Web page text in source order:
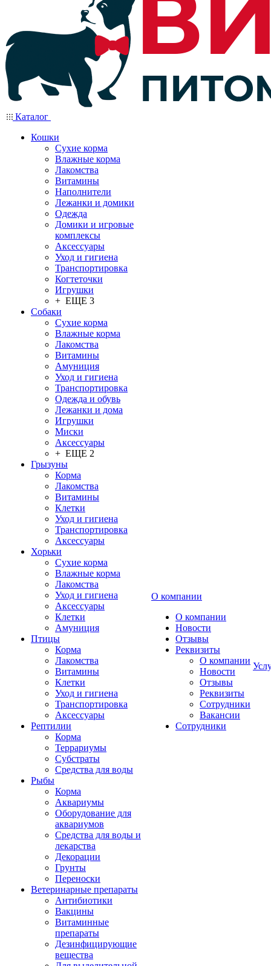
Каталог
Кошки
Сухие корма
Влажные корма
Лакомства
Витамины
Наполнители
Лежанки и домики
Одежда
Домики и игровые
комплексы
Аксессуары
Уход и гигиена
Транспортировка
Когтеточки
Игрушки
+ ЕЩЕ 3
Собаки
Сухие корма
Влажные корма
Лакомства
Витамины
Амуниция
Уход и гигиена
Транспортировка
Одежда и обувь
Лежанки и дома
Игрушки
Миски
Аксессуары
+ ЕЩЕ 2
Грызуны
Корма
Лакомства
Витамины
Клетки
Уход и гигиена
Транспортировка
Аксессуары
Хорьки
Сухие корма
Влажные корма
Лакомства
Уход и гигиена
Аксессуары
Клетки
Амуниция
Птицы
Корма
Лакомства
Витамины
Клетки
Уход и гигиена
Транспортировка
Аксессуары
Рептилии
Корма
Террариумы
Субстраты
Средства для воды
Рыбы
Корма
Аквариумы
Оборудование для
аквариумов
Средства для воды и
лекарства
Декорации
Грунты
Переноски
Ветеринарные препараты
Антибиотики
Вакцины
Витаминные
препараты
Дезинфицирующие
вещества
О компании
О компании
Новости
Отзывы
Реквизиты
О компании
Новости
Отзывы
Реквизиты
Сотрудники
Вакансии
Сотрудники